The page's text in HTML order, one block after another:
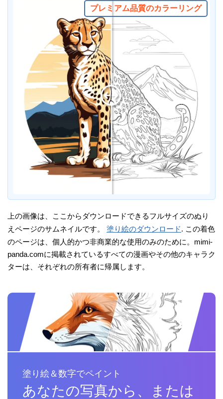
プレミアム品質のカラーリング
上の画像は、ここからダウンロードできるフルサイズのぬり
えページのサムネイルです。 塗り絵のダウンロード. この着色
のページは、個人的かつ非商業的な使用のみのために。mimi-
panda.comに掲載されているすべての漫画やその他のキャラク
ターは、それぞれの所有者に帰属します。
塗り絵＆数字でペイント
あなたの写真から、または